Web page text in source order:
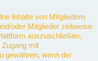
Inhalte von Mitgliedern
oder Mitglieder zeitweise
auszuschließen,
Zugang mit
gewähren, wenn der